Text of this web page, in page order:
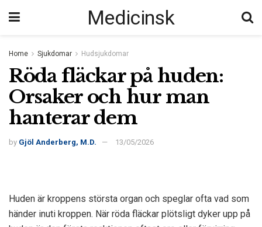
Medicinsk
Home Sjukdomar Hudsjukdomar
Röda fläckar på huden:
Orsaker och hur man
hanterar dem
by Gjöl Anderberg, M.D. 13/05/2026
Huden är kroppens största organ och speglar ofta vad som
händer inuti kroppen. När röda fläckar plötsligt dyker upp på